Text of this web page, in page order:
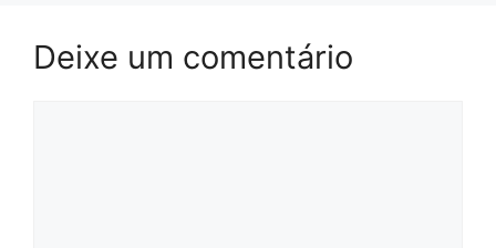
Deixe um comentário